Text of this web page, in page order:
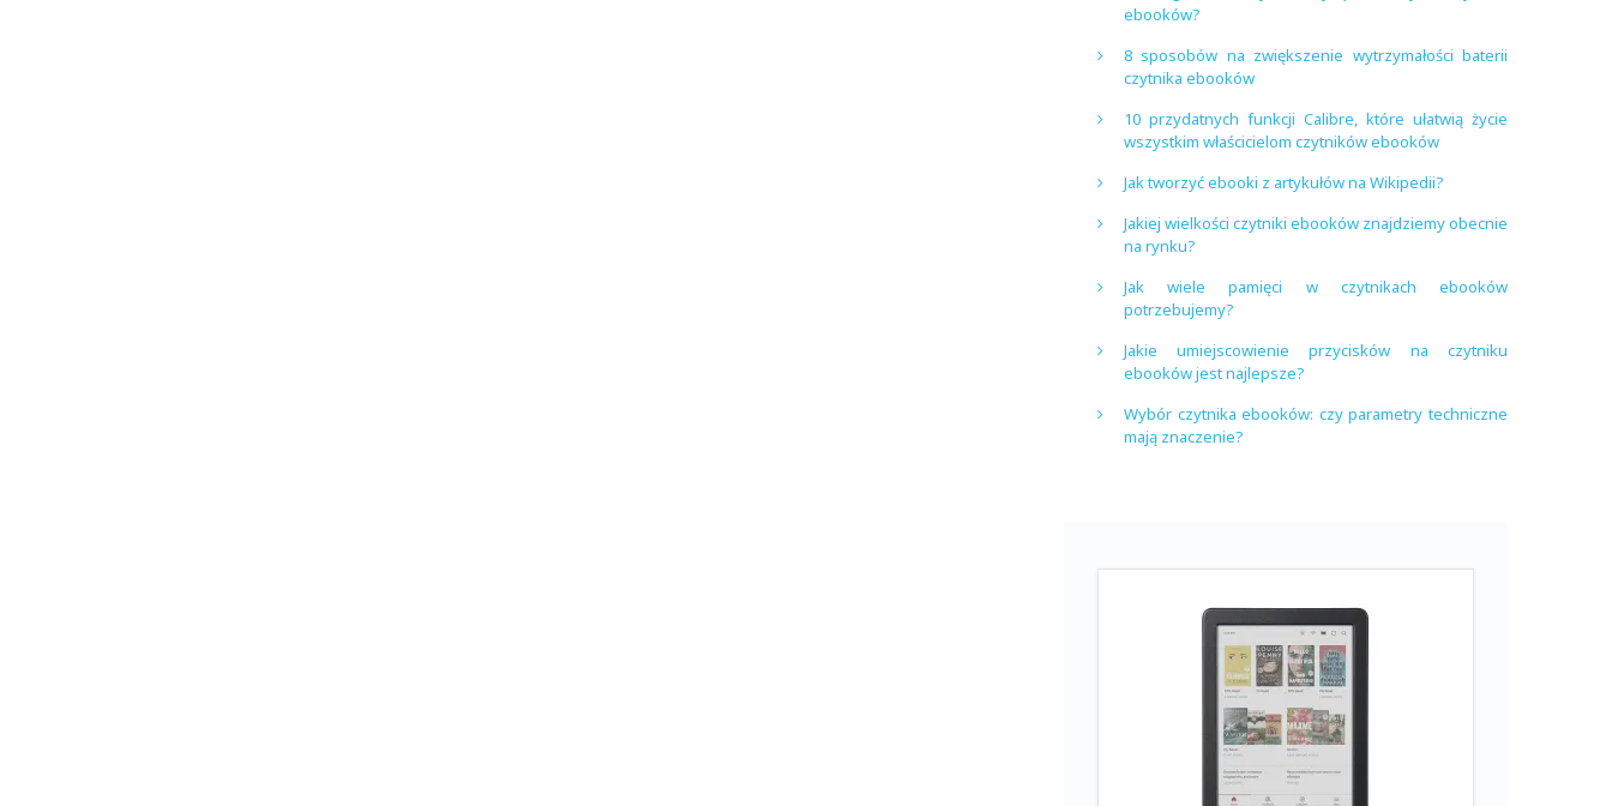
ebooków?
8 sposobów na zwiększenie wytrzymałości baterii
czytnika ebooków
10 przydatnych funkcji Calibre, które ułatwią życie
wszystkim właścicielom czytników ebooków
Jak tworzyć ebooki z artykułów na Wikipedii?
Jakiej wielkości czytniki ebooków znajdziemy obecnie
na rynku?
Jak wiele pamięci w czytnikach ebooków
potrzebujemy?
Jakie umiejscowienie przycisków na czytniku
ebooków jest najlepsze?
Wybór czytnika ebooków: czy parametry techniczne
mają znaczenie?